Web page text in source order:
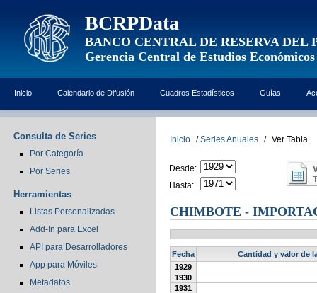
BCRPData
BANCO CENTRAL DE RESERVA DEL
Gerencia Central de Estudios Económicos
Inicio Calendario de Difusión Cuadros Estadísticos Guías
Consulta de Series
Por Categoría
Por Series
Herramientas
Listas Personalizadas
Add-In para Excel
API para Desarrolladores
App para Móviles
Metadatos
Inicio / Series Anuales / Ver Tabla
Desde:
Hasta:
CHIMBOTE -
Fecha
Cantidad y valor de
1929
1930
1931